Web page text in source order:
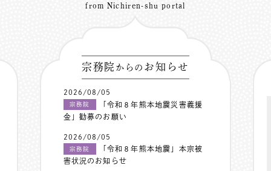
from Nichiren-shu portal
宗務院 からの お知らせ
2026/08/05
宗務院
「令和８年熊本地震災害義援
金」勧募のお願い
2026/08/05
宗務院
「令和８年熊本地震」本宗被
害状況のお知らせ